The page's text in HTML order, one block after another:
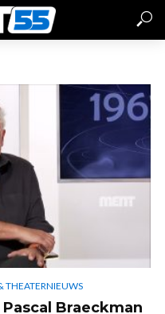
THEATERNIEUWS
Braeckman